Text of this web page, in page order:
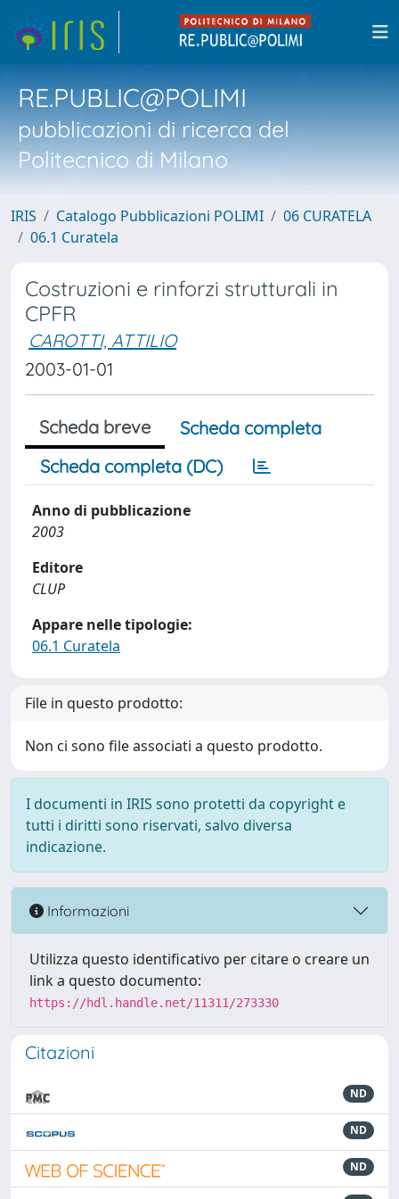
RE.PUBLIC@POLIMI
pubblicazioni di ricerca del
Politecnico di Milano
IRIS Catalogo Pubblicazioni POLIMI
06 CURATELA
06.1 Curatela
Costruzioni e rinforzi strutturali in
CPFR
CAROTTI, ATTILIO
2003-01-01
Scheda breve
Scheda completa
Scheda completa (DC)
Anno di pubblicazione
2003
Editore
CLUP
Appare nelle tipologie:
06.1 Curatela
File in questo prodotto:
Non ci sono file associati a questo prodotto.
I documenti in IRIS sono protetti da copyright e
tutti i diritti sono riservati, salvo diversa
indicazione.
Informazioni
Utilizza questo identificativo per citare o creare un
link a questo documento:
https://hdl.handle.net/11311/273330
Citazioni
ND
ND
ND